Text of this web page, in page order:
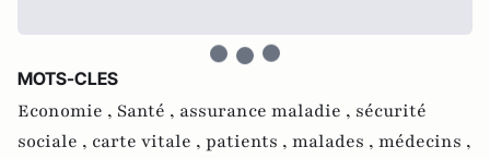
MOTS-CLES
Economie , Santé , assurance maladie , sécurité
sociale , carte vitale , patients , malades , médecins ,